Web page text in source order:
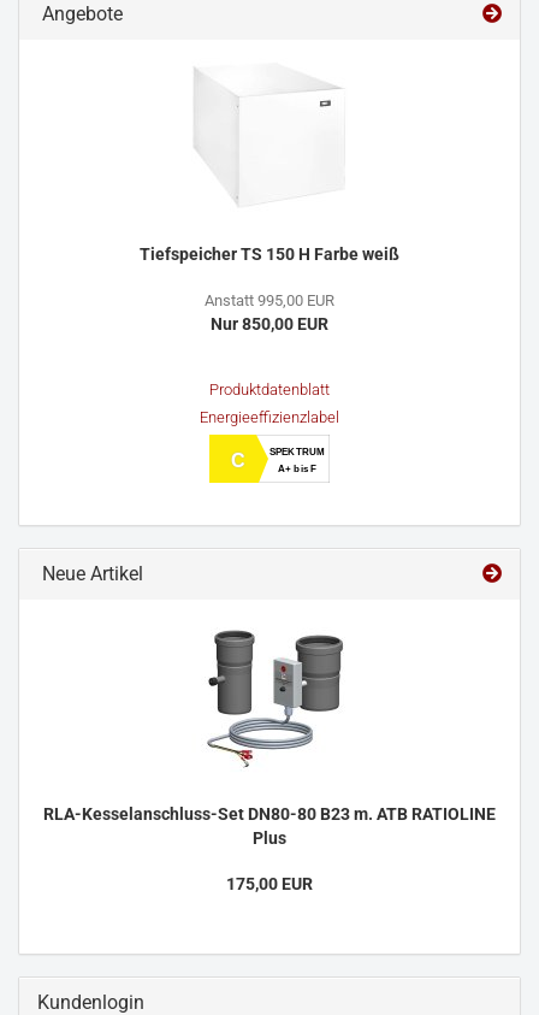
Angebote
Tiefspeicher TS 150 H Farbe weiß
Anstatt 995,00 EUR
Nur 850,00 EUR
Produktdatenblatt
Energieeffizienzlabel
C
SPEKTRUM
A+ bis F
Neue Artikel
RLA-Kesselanschluss-Set DN80-80 B23 m. ATB RATIOLINE
Plus
175,00 EUR
Kundenlogin